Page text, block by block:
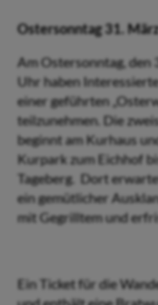
Ostersonntag 31.
Am Ostersonntag,
Uhr haben
einer geführten
teilzunehmen. Die
beginnt am Kurhaus
Kurpark zum Eichhof
Tageberg. Dort
ein gemütlicher
mit Gegrilltem und
Ein Ticket für die